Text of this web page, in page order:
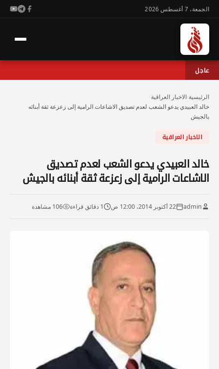
الجمعة، 7 أغسطس 2026
عاجل
الرئيسية الاخبار العراقية
خالد العبيدي يدعو الشعب لعدم تصديق الاشاعات الرامية إلى زعزعة ثقة أبنائه
بالجيش
الاخبار العراقية
خالد العبيدي يدعو الشعب لعدم تصديق
الاشاعات الرامية إلى زعزعة ثقة أبنائه بالجيش
admin 22 أكتوبر 2014، 12:00 ص 1 دقائق قراءة 106 مشاهدة